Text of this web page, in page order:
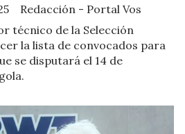
Redacción - Portal Vos
técnico de la Selección
la lista de convocados para
se disputará el 14 de